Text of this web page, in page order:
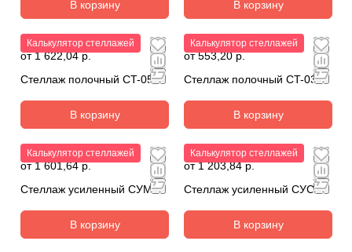
В корзину В корзину
Калькулятор стеллажей
от 1 622,04 р.
Стеллаж полочный СT-051
В корзину
Калькулятор стеллажей
от 553,20 р.
Стеллаж полочный СT-031
В корзину
Калькулятор стеллажей
от 1 601,64 р.
Стеллаж усиленный СУМ
В корзину
Калькулятор стеллажей
от 1 203,84 р.
Стеллаж усиленный СУС
В корзину